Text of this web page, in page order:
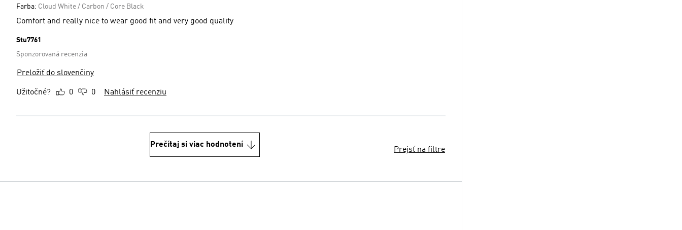
Farba: Cloud White / Carbon / Core Black
Comfort and really nice to wear good fit and very good quality
Stu7761
Sponzorovaná recenzia
Preložiť do slovenčiny
Užitočné? 0 0 Nahlásiť recenziu
Prečítaj si viac hodnotení
Prejsť na filtre